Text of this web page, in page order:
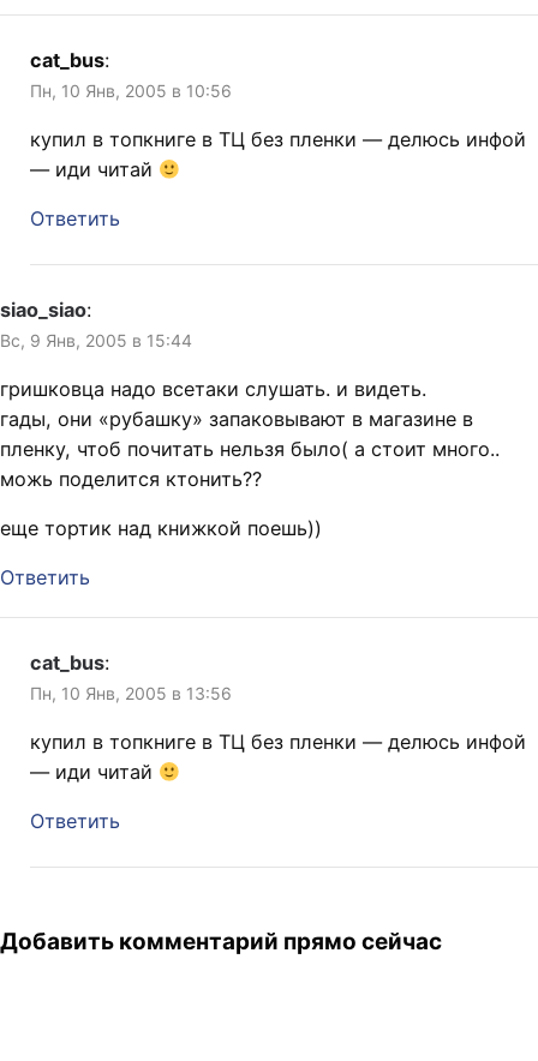
cat_bus:
Пн, 10 Янв, 2005 в 10:56
купил в топкниге в ТЦ без пленки — делюсь инфой
— иди читай
Ответить
siao_siao:
Вс, 9 Янв, 2005 в 15:44
гришковца надо всетаки слушать. и видеть.
гады, они «рубашку» запаковывают в магазине в
пленку, чтоб почитать нельзя было( а стоит много..
можь поделится ктонить??
еще тортик над книжкой поешь))
Ответить
cat_bus:
Пн, 10 Янв, 2005 в 13:56
купил в топкниге в ТЦ без пленки — делюсь инфой
— иди читай
Ответить
Добавить комментарий прямо сейчас